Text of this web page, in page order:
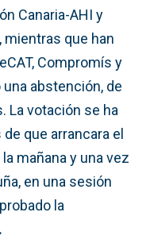
Canaria-AHI y
mientras que han
Compromís y
abstención, de
La votación se ha
que arrancara el
mañana y una vez
en una sesión
la
.